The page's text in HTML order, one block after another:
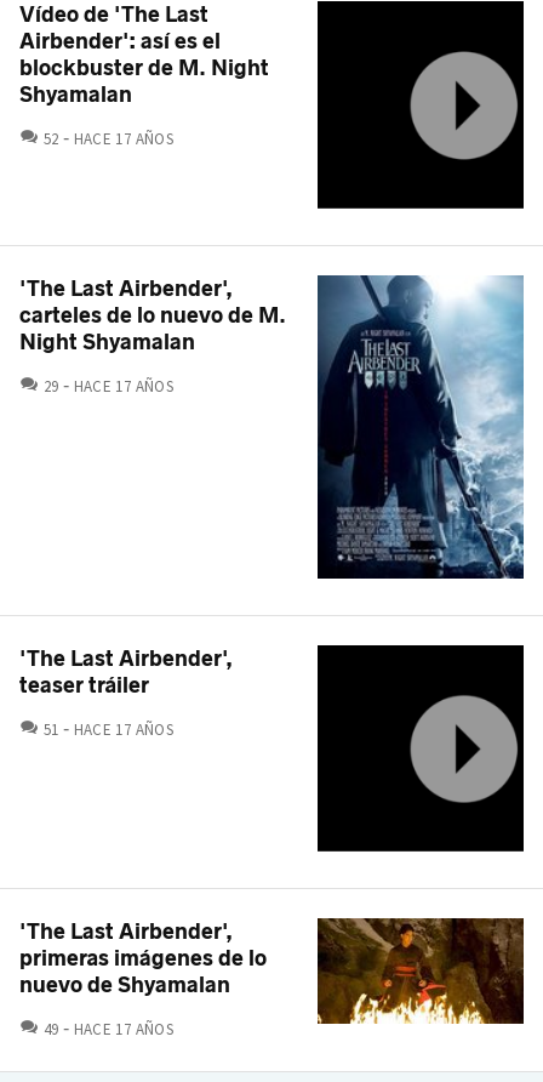
Vídeo de 'The Last
Airbender': así es el
blockbuster de M. Night
Shyamalan
52 COMENTARIOS
HACE 17 AÑOS
'The Last Airbender',
carteles de lo nuevo de M.
Night Shyamalan
29 COMENTARIOS
HACE 17 AÑOS
'The Last Airbender',
teaser tráiler
51 COMENTARIOS
HACE 17 AÑOS
'The Last Airbender',
primeras imágenes de lo
nuevo de Shyamalan
49 COMENTARIOS
HACE 17 AÑOS